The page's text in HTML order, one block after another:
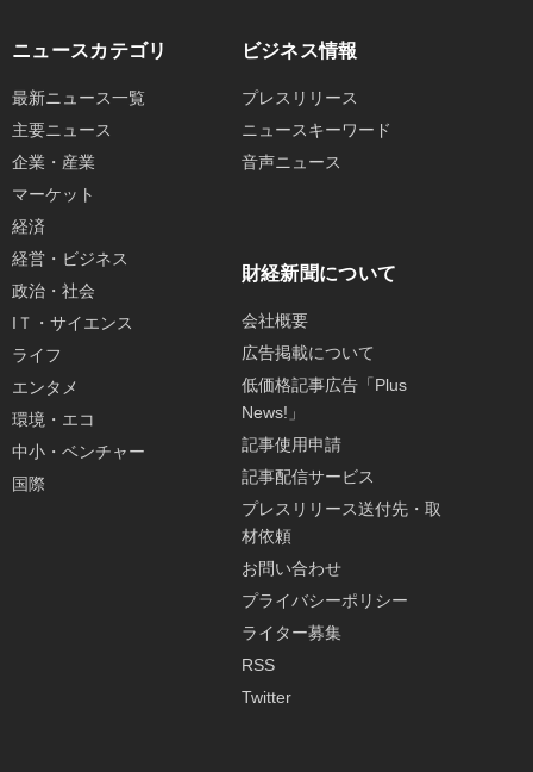
ニュースカテゴリ
最新ニュース一覧
主要ニュース
企業・産業
マーケット
経済
経営・ビジネス
政治・社会
IＴ・サイエンス
ライフ
エンタメ
環境・エコ
中小・ベンチャー
国際
ビジネス情報
プレスリリース
ニュースキーワード
音声ニュース
財経新聞について
会社概要
広告掲載について
低価格記事広告「Plus
News!」
記事使用申請
記事配信サービス
プレスリリース送付先・取
材依頼
お問い合わせ
プライバシーポリシー
ライター募集
RSS
Twitter